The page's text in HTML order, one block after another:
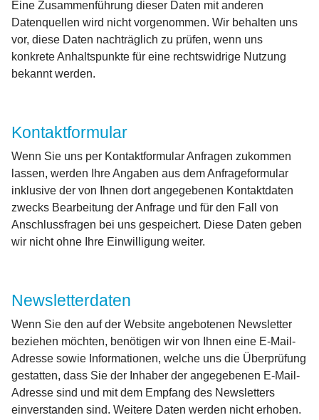
Eine Zusammenführung dieser Daten mit anderen
Datenquellen wird nicht vorgenommen. Wir behalten uns
vor, diese Daten nachträglich zu prüfen, wenn uns
konkrete Anhaltspunkte für eine rechtswidrige Nutzung
bekannt werden.
Kontaktformular
Wenn Sie uns per Kontaktformular Anfragen zukommen
lassen, werden Ihre Angaben aus dem Anfrageformular
inklusive der von Ihnen dort angegebenen Kontaktdaten
zwecks Bearbeitung der Anfrage und für den Fall von
Anschlussfragen bei uns gespeichert. Diese Daten geben
wir nicht ohne Ihre Einwilligung weiter.
Newsletterdaten
Wenn Sie den auf der Website angebotenen Newsletter
beziehen möchten, benötigen wir von Ihnen eine E-Mail-
Adresse sowie Informationen, welche uns die Überprüfung
gestatten, dass Sie der Inhaber der angegebenen E-Mail-
Adresse sind und mit dem Empfang des Newsletters
einverstanden sind. Weitere Daten werden nicht erhoben.